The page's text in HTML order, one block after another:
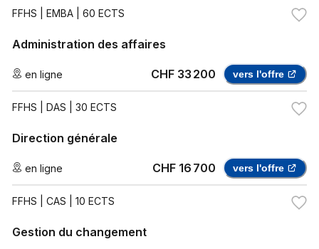
FFHS | EMBA | 60 ECTS
Administration des affaires
en ligne CHF 33 200 vers l'offre
FFHS | DAS | 30 ECTS
Direction générale
en ligne CHF 16 700 vers l'offre
FFHS | CAS | 10 ECTS
Gestion du changement